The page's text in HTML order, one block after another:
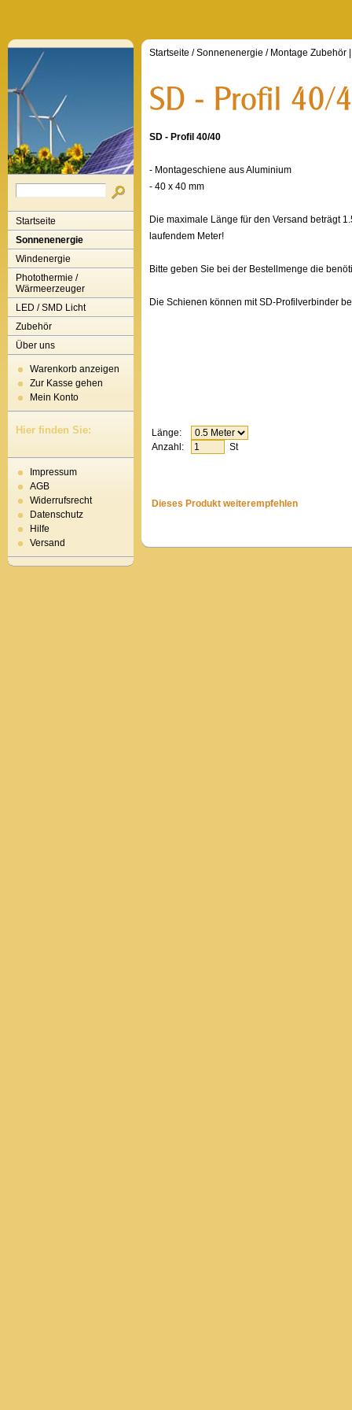
Startseite
Sonnenenergie
Windenergie
Photothermie /
Wärmeerzeuger
LED / SMD Licht
Zubehör
Über uns
Warenkorb anzeigen
Zur Kasse gehen
Mein Konto
Hier finden Sie:
Impressum
AGB
Widerrufsrecht
Datenschutz
Hilfe
Versand
Startseite /Sonnenenergie / Montage Zubehör
SD - Profil 40/40
- Montageschiene aus Aluminium
- 40 x 40 mm
Die maximale Länge für den Versand beträgt
laufendem Meter!
Bitte geben Sie bei der Bestellmenge die
Die Schienen können mit SD-Profilverbinder
Länge:
Anzahl:
St
Dieses Produkt weiterempfehlen